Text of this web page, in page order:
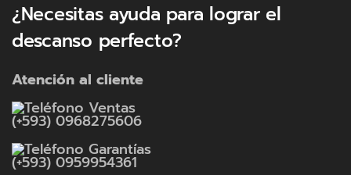
¿Necesitas ayuda para lograr el
descanso perfecto?
Atención al cliente
Ventas
(+593) 0968275606
Garantías
(+593) 0959954361